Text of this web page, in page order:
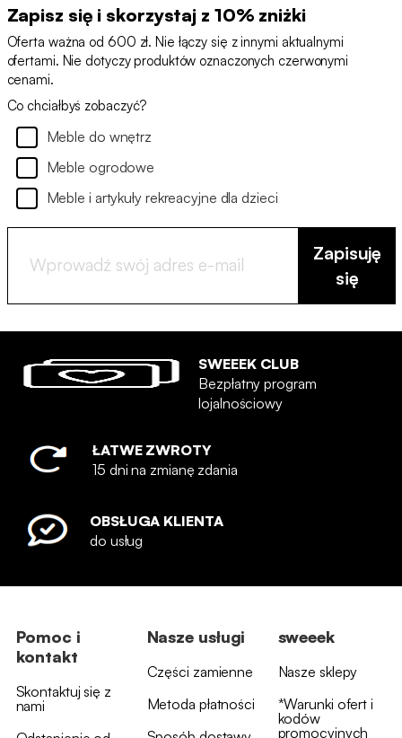
Zapisz się i skorzystaj z 10% zniżki
Oferta ważna od 600 zł. Nie łączy się z innymi aktualnymi
ofertami. Nie dotyczy produktów oznaczonych czerwonymi
cenami.
Co chciałbyś zobaczyć?
Meble do wnętrz
Meble ogrodowe
Meble i artykuły rekreacyjne dla dzieci
Zapisuję
się
SWEEEK CLUB
Bezpłatny program
lojalnościowy
ŁATWE ZWROTY
15 dni na zmianę zdania
OBSŁUGA KLIENTA
do usług
Pomoc i
kontakt
Skontaktuj się z
nami
Nasze usługi
Części zamienne
Metoda płatności
sweeek
Nasze sklepy
*Warunki ofert i
kodów
promocyjnych